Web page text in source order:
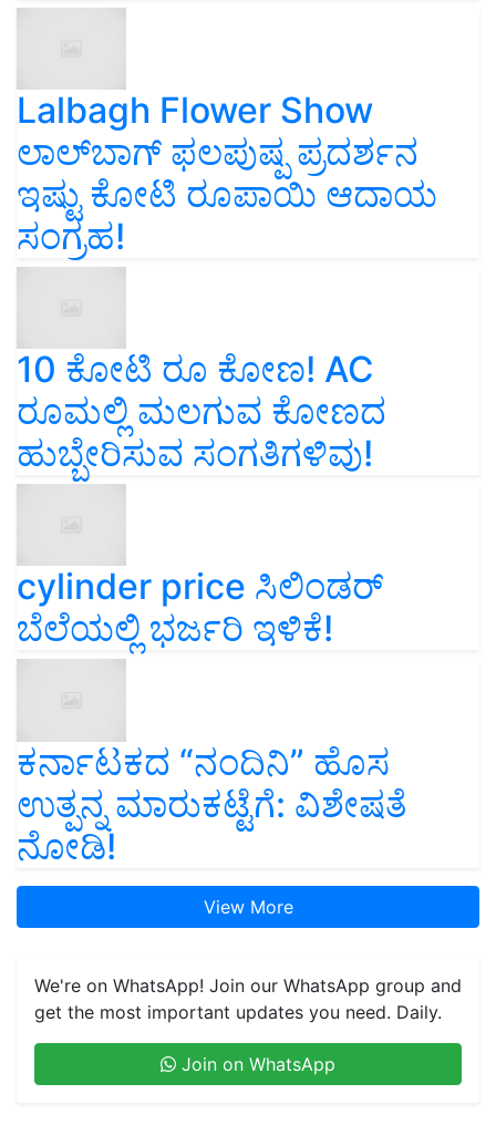
Lalbagh Flower Show
ಲಾಲ್‌ಬಾಗ್ ಫಲಪುಷ್ಪ ಪ್ರದರ್ಶನ
ಇಷ್ಟು ಕೋಟಿ ರೂಪಾಯಿ ಆದಾಯ
ಸಂಗ್ರಹ!
10 ಕೋಟಿ ರೂ ಕೋಣ! AC
ರೂಮಲ್ಲಿ ಮಲಗುವ ಕೋಣದ
ಹುಬ್ಬೇರಿಸುವ ಸಂಗತಿಗಳಿವು!
cylinder price ಸಿಲಿಂಡರ್‌
ಬೆಲೆಯಲ್ಲಿ ಭರ್ಜರಿ ಇಳಿಕೆ!
ಕರ್ನಾಟಕದ “ನಂದಿನಿ” ಹೊಸ
ಉತ್ಪನ್ನ ಮಾರುಕಟ್ಟೆಗೆ: ವಿಶೇಷತೆ
ನೋಡಿ!
View More
We're on WhatsApp! Join our WhatsApp group and
get the most important updates you need. Daily.
Join on WhatsApp